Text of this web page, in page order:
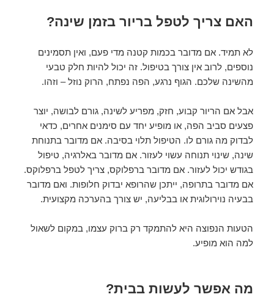
האם צריך לטפל בריור בזמן שינה?
לא תמיד. אם מדובר בכמות קטנה מדי פעם, ואין תסמינים
נוספים, לרוב אין צורך בטיפול. זה יכול להיות חלק טבעי
מהשינה שלכם. הגוף נרגע, הפה נפתח, הרוק נוזל – וזהו.
אבל אם הריור קבוע, חזק, מפריע לשינה, גורם לבושה, יוצר
פצעים סביב הפה, או מופיע יחד עם סימנים אחרים, כדאי
לבדוק מה גורם לו. הטיפול תלוי בסיבה. אם מדובר בתנוחת
שינה, שינוי תנוחה עשוי לעזור. אם מדובר באלרגיה, טיפול
בגודש יכול לעזור. אם מדובר ברפלוקס, צריך לטפל ברפלוקס.
אם מדובר בתרופה, ייתכן שהרופא יבדוק חלופות. ואם מדובר
בבעיה נוירולוגית או בבליעה, יש צורך בהערכה מקצועית.
הטעות הנפוצה היא להתמקד רק ברוק עצמו, במקום לשאול
למה הוא מופיע.
מה אפשר לעשות בבית?